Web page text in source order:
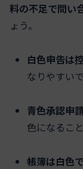
料の不足で問い
ょう。
白色申告は
なりやすい
青色承認申
色になるこ
帳簿は白色